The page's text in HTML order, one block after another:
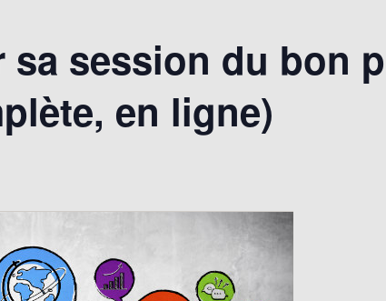
sa session du bon
en ligne)